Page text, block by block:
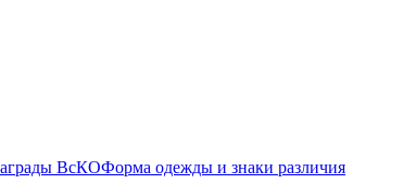
ВсКОФорма одежды и знаки различия